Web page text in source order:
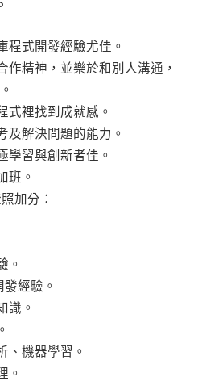
程式開發經驗尤佳。
作精神，並樂於和別人溝通，
式裡找到成就感。
及解決問題的能力。
學習與創新者佳。
班。
加分：
。
經驗。
識。
、機器學習。
。